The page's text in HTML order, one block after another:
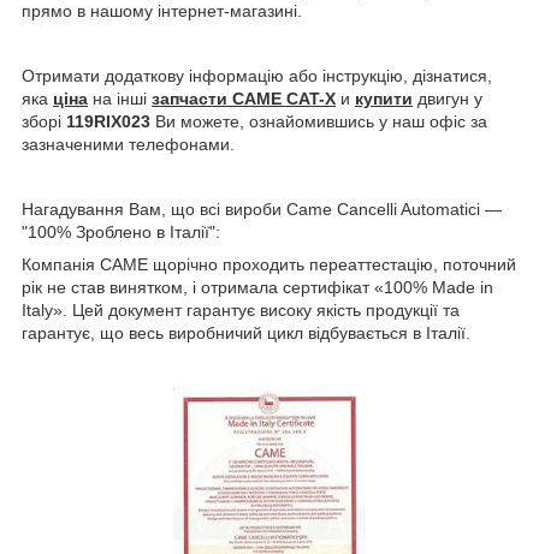
прямо в нашому інтернет-магазині.
Отримати додаткову інформацію або інструкцію, дізнатися,
яка ціна на інші запчасти CAME CAT-X и купити двигун у
зборі 119RIX023 Ви можете, ознайомившись у наш офіс за
зазначеними телефонами.
Нагадування Вам, що всі вироби Came Cancelli Automatici —
"100% Зроблено в Італії":
Компанія CAME щорічно проходить переаттестацію, поточний
рік не став винятком, і отримала сертифікат «100% Made in
Italy». Цей документ гарантує високу якість продукції та
гарантує, що весь виробничий цикл відбувається в Італії.